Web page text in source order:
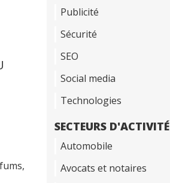
Publicité
Sécurité
SEO
Social media
Technologies
SECTEURS D'ACTIVITÉ
Automobile
Avocats et notaires